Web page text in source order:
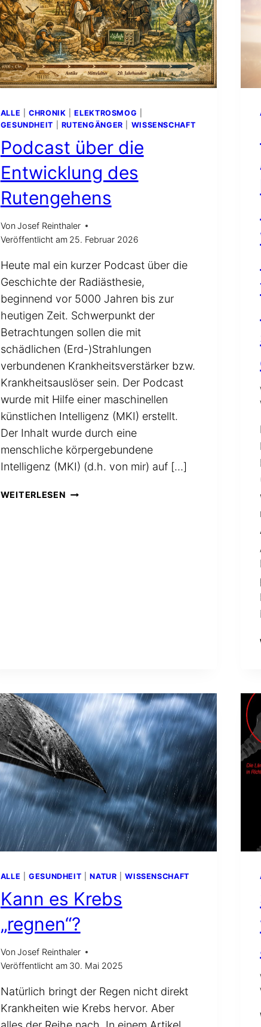
ALLE |CHRONIK |ELEKTROSMOG
GESUNDHEIT
RUTENGÄNGER WISSENSCHAFT
Podcast über die
Entwicklung des
Rutengehens
VonJosef Reinthaler
Veröffentlicht am 25. Februar 2026
Heute mal ein kurzer Podcast über die
Geschichte der Radiästhesie,
beginnend vor 5000 Jahren bis zur
heutigen Zeit. Schwerpunkt der
Betrachtungen sollen die mit
schädlichen (Erd-)Strahlungen
verbundenen Krankheitsverstärker bzw.
Krankheitsauslöser sein. Der Podcast
wurde mit Hilfe einer maschinellen
künstlichen Intelligenz (MKI) erstellt.
Der Inhalt wurde durch eine
menschliche körpergebundene
Intelligenz (MKI) (d.h. von mir) auf […]
WEITERLESEN PODCAST
ALLE |GESUNDHEIT |NATUR |WISSENSCHAFT
Kann es Krebs
„regnen“?
VonJosef Reinthaler
Veröffentlicht am 30. Mai 2025
Natürlich bringt der Regen nicht direkt
Krankheiten wie Krebs hervor. Aber